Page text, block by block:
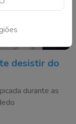
desistir do
durante as